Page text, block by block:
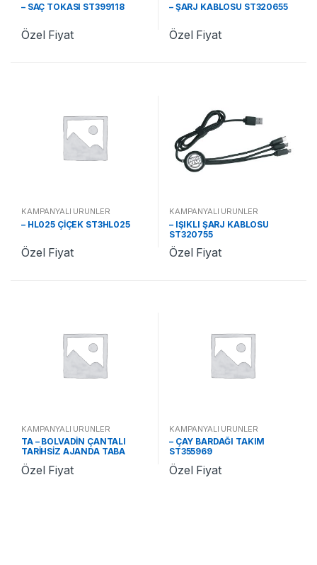
– SAÇ TOKASI ST399118
Özel Fiyat
– ŞARJ KABLOSU ST320655
Özel Fiyat
KAMPANYALI ÜRÜNLER
– HL025 ÇİÇEK ST3HL025
Özel Fiyat
KAMPANYALI ÜRÜNLER
– IŞIKLI ŞARJ KABLOSU
ST320755
Özel Fiyat
KAMPANYALI ÜRÜNLER
TA – BOLVADİN ÇANTALI
TARİHSİZ AJANDA TABA
ST370478 TA
Özel Fiyat
KAMPANYALI ÜRÜNLER
– ÇAY BARDAĞI TAKIM
ST355969
Özel Fiyat